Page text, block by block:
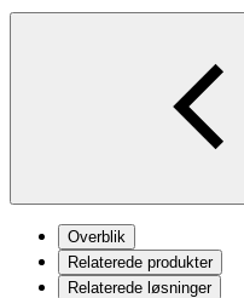
Overblik
Relaterede produkter
Relaterede løsninger